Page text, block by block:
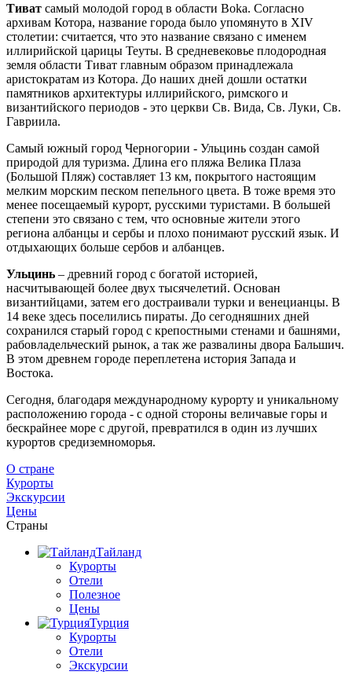
Тиват самый молодой город в области Boka. Согласно
архивам Котора, название города было упомянуто в XIV
столетии: считается, что это название связано с именем
иллирийской царицы Теуты. В средневековье плодородная
земля области Тиват главным образом принадлежала
аристократам из Котора. До наших дней дошли остатки
памятников архитектуры иллирийского, римского и
византийского периодов - это церкви Св. Вида, Св. Луки, Св.
Гавриила.
Самый южный город Черногории - Ульцинь создан самой
природой для туризма. Длина его пляжа Велика Плаза
(Большой Пляж) составляет 13 км, покрытого настоящим
мелким морским песком пепельного цвета. В тоже время это
менее посещаемый курорт, русскими туристами. В большей
степени это связано с тем, что основные жители этого
региона албанцы и сербы и плохо понимают русский язык. И
отдыхающих больше сербов и албанцев.
Ульцинь – древний город с богатой историей,
насчитывающей более двух тысячелетий. Основан
византийцами, затем его достраивали турки и венецианцы. В
14 веке здесь поселились пираты. До сегодняшних дней
сохранился старый город с крепостными стенами и башнями,
рабовладельческий рынок, а так же развалины двора Бальшич.
В этом древнем городе переплетена история Запада и
Востока.
Сегодня, благодаря международному курорту и уникальному
расположению города - с одной стороны величавые горы и
бескрайнее море с другой, превратился в один из лучших
курортов средиземноморья.
О стране
Курорты
Экскурсии
Цены
Страны
Тайланд
Курорты
Отели
Полезное
Цены
Турция
Курорты
Отели
Экскурсии